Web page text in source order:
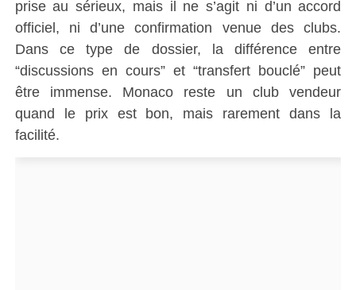
prise au sérieux, mais il ne s’agit ni d’un accord
officiel, ni d’une confirmation venue des clubs.
Dans ce type de dossier, la différence entre
“discussions en cours” et “transfert bouclé” peut
être immense. Monaco reste un club vendeur
quand le prix est bon, mais rarement dans la
facilité.